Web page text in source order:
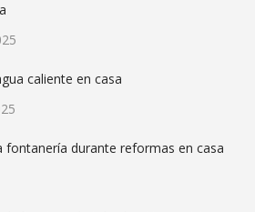
caliente en casa
fontanería durante reformas en casa